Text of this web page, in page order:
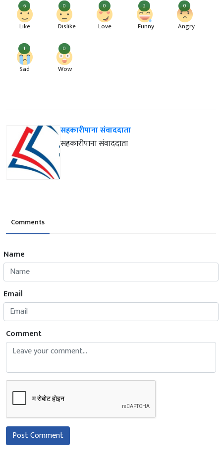
6
Like
0
Dislike
0
Love
2
Funny
0
Angry
1
Sad
0
Wow
सहकारीपाना संवाददाता
सहकारीपाना संवाददाता
Comments
Name
Email
Comment
Post Comment